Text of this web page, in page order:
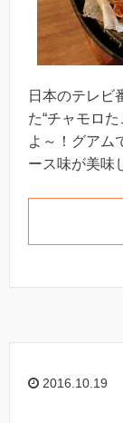
日本のテレビ
た“チャモロ
よ～！グアム
ース味が美味
2016.10.19